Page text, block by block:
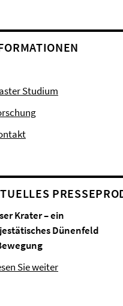
Studium
Krater – ein
Dünenfeld
Sie weiter